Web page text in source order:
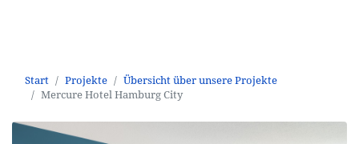
Start Projekte
Übersicht über unsere Projekte
Mercure Hotel Hamburg City